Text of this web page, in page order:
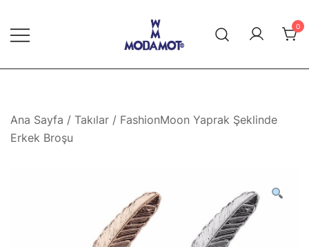
content
Modamot E-Ticaret
0
Ana Sayfa / Takılar / FashionMoon Yaprak Şeklinde
Erkek Broşu